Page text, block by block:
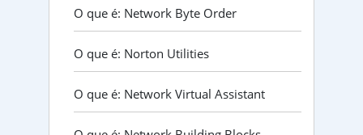
O que é: Network Byte Order
O que é: Norton Utilities
O que é: Network Virtual Assistant